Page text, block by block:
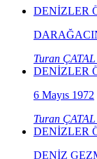
DENİZLER
Turan ÇATAL
DENİZLER
6 Mayıs 1972
Turan ÇATAL
DENİZLER
DENİZ